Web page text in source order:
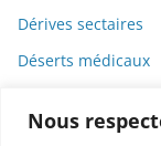
Nous
Dérives sectaires
Déserts médicaux
Dessin